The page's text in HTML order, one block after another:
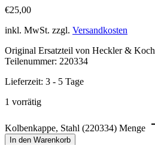
€25,00
inkl. MwSt. zzgl. Versandkosten
Original Ersatzteil von Heckler & Koch
Teilenummer: 220334
Lieferzeit: 3 - 5 Tage
1 vorrätig
Kolbenkappe, Stahl (220334) Menge
In den Warenkorb